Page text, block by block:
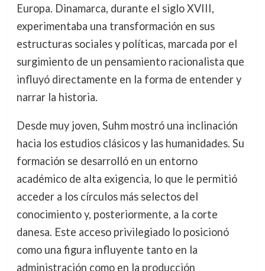
Europa. Dinamarca, durante el siglo XVIII,
experimentaba una transformación en sus
estructuras sociales y políticas, marcada por el
surgimiento de un pensamiento racionalista que
influyó directamente en la forma de entender y
narrar la historia.
Desde muy joven, Suhm mostró una inclinación
hacia los estudios clásicos y las humanidades. Su
formación se desarrolló en un entorno
académico de alta exigencia, lo que le permitió
acceder a los círculos más selectos del
conocimiento y, posteriormente, a la corte
danesa. Este acceso privilegiado lo posicionó
como una figura influyente tanto en la
administración como en la producción